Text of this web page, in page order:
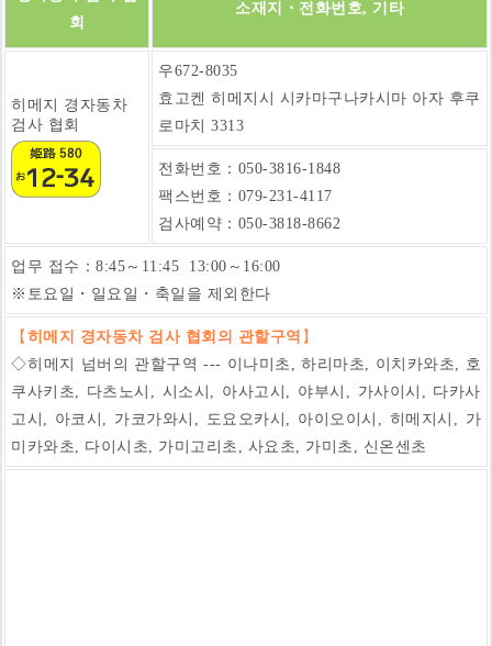
회
소재지・전화번호, 기타
히메지 경자동차
검사 협회
우672-8035
효고켄 히메지시 시카마구나카시마 아자 후쿠
로마치 3313
전화번호：050-3816-1848
팩스번호： 079-231-4117
검사예약：050-3818-8662
업무 접수：8:45～11:45 13:00～16:00
※토요일・일요일・축일을 제외한다
【 히메지 경자동차 검사 협회의 관할구역 】
◇히메지 넘버의 관할구역 --- 이나미초, 하리마초, 이치카와초, 호
쿠사키초, 다츠노시, 시소시, 아사고시, 야부시, 가사이시, 다카사
고시, 아코시, 가코가와시, 도요오카시, 아이오이시, 히메지시, 가
미카와초, 다이시초, 가미고리초, 사요초, 가미초, 신온센초